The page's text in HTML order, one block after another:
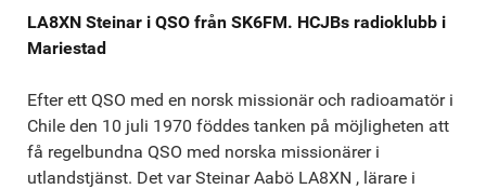
LA8XN Steinar i QSO från SK6FM. HCJBs radioklubb i
Mariestad
Efter ett QSO med en norsk missionär och radioamatör i
Chile den 10 juli 1970 föddes tanken på möjligheten att
få regelbundna QSO med norska missionärer i
utlandstjänst. Det var Steinar Aabö LA8XN , lärare i